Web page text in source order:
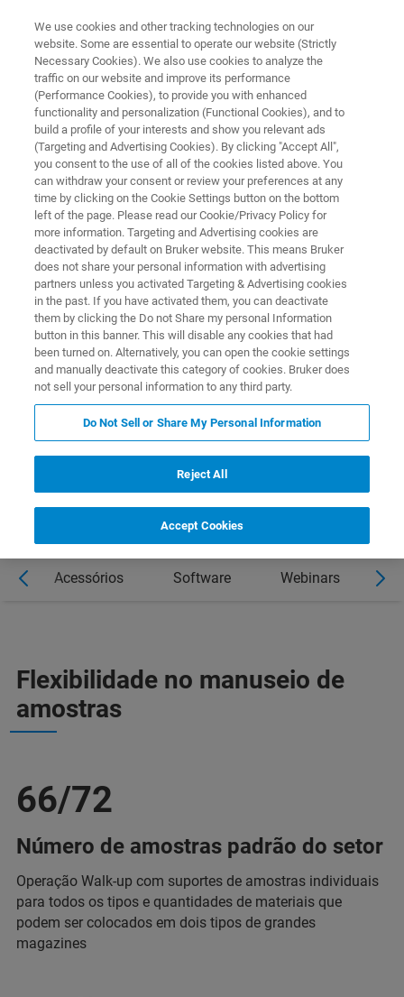
DIFRAÇÃO DE RAIOS X (XRD)
D8 ENDEAVOR
Processo e Qualidade sob Controle
Acessórios Software Webinars
Flexibilidade no manuseio de
amostras
66/72
Número de amostras padrão do setor
Operação Walk-up com suportes de amostras individuais
para todos os tipos e quantidades de materiais que
podem ser colocados em dois tipos de grandes
magazines
We use cookies and other tracking technologies on our
website. Some are essential to operate our website (Strictly
Necessary Cookies). We also use cookies to analyze the
traffic on our website and improve its performance
(Performance Cookies), to provide you with enhanced
functionality and personalization (Functional Cookies), and to
build a profile of your interests and show you relevant ads
(Targeting and Advertising Cookies). By clicking "Accept All",
you consent to the use of all of the cookies listed above. You
can withdraw your consent or review your preferences at any
time by clicking on the Cookie Settings button on the bottom
left of the page. Please read our Cookie/Privacy Policy for
more information. Targeting and Advertising cookies are
deactivated by default on Bruker website. This means Bruker
does not share your personal information with advertising
partners unless you activated Targeting & Advertising cookies
in the past. If you have activated them, you can deactivate
them by clicking the Do not Share my personal Information
button in this banner. This will disable any cookies that had
been turned on. Alternatively, you can open the cookie settings
and manually deactivate this category of cookies. Bruker does
not sell your personal information to any third party.
Do Not Sell or Share My Personal Information
Reject All
Accept Cookies